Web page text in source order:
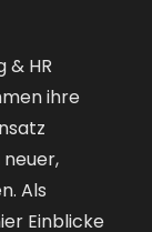
& HR
ihre
Als
Einblicke